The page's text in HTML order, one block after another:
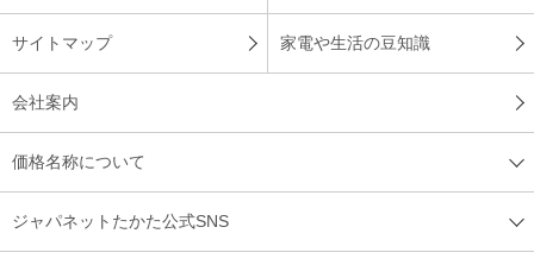
サイトマップ 家電や生活の豆知識
会社案内
価格名称について
ジャパネットたかた公式SNS